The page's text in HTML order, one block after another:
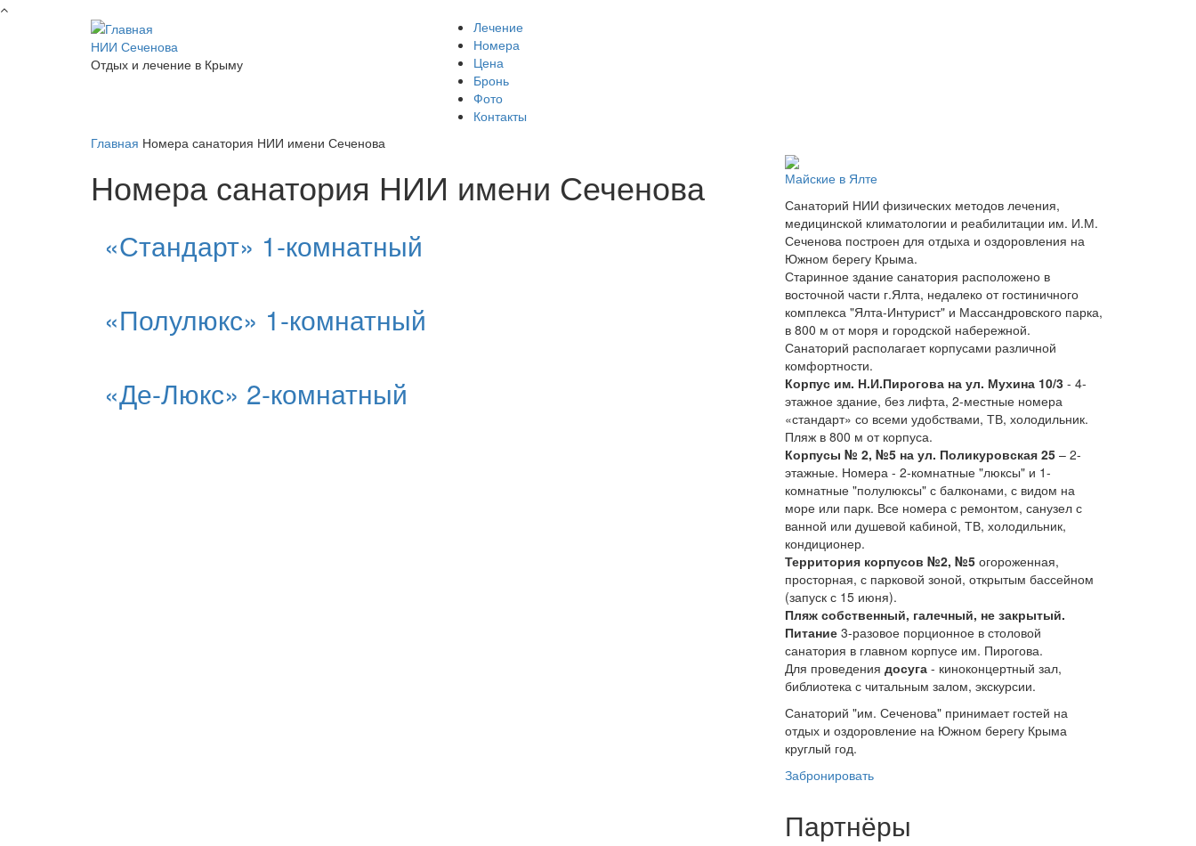
Перейти к основному содержанию
НИИ Сеченова
Отдых и лечение в Крыму
Главное меню
Лечение
Номера
Цена
Бронь
Фото
Контакты
Главная Номера санатория НИИ имени Сеченова
Номера санатория НИИ имени Сеченова
«Стандарт» 1-комнатный
«Полулюкс» 1-комнатный
«Де-Люкс» 2-комнатный
Майские в Ялте
Санаторий НИИ физических методов лечения,
медицинской климатологии и реабилитации им. И.М.
Сеченова построен для отдыха и оздоровления на
Южном берегу Крыма.
Старинное здание санатория расположено в
восточной части г.Ялта, недалеко от гостиничного
комплекса "Ялта-Интурист" и Массандровского парка,
в 800 м от моря и городской набережной.
Санаторий располагает корпусами различной
комфортности.
Корпус им. Н.И.Пирогова на ул. Мухина 10/3 - 4-
этажное здание, без лифта, 2-местные номера
«стандарт» со всеми удобствами, ТВ, холодильник.
Пляж в 800 м от корпуса.
Корпусы № 2, №5 на ул. Поликуровская 25 – 2-
этажные. Номера - 2-комнатные "люксы" и 1-
комнатные "полулюксы" с балконами, с видом на
море или парк. Все номера с ремонтом, санузел с
ванной или душевой кабиной, ТВ, холодильник,
кондиционер.
Территория корпусов №2, №5 огороженная,
просторная, с парковой зоной, открытым бассейном
(запуск с 15 июня).
Пляж собственный, галечный, не закрытый.
Питание 3-разовое порционное в столовой
санатория в главном корпусе им. Пирогова.
Для проведения досуга - киноконцертный зал,
библиотека с читальным залом, экскурсии.
Санаторий "им. Сеченова" принимает гостей на
отдых и оздоровление на Южном берегу Крыма
круглый год.
Забронировать
Партнёры